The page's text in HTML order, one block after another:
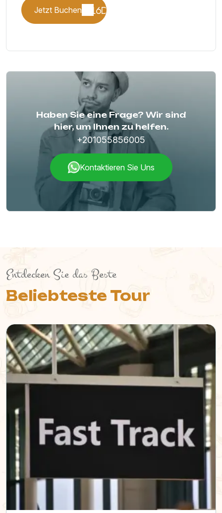
Jetzt Buchen
Haben Sie eine Frage? Wir sind
hier, um Ihnen zu helfen.
+201055856005
Kontaktieren Sie Uns
Entdecken Sie das Beste
Beliebteste Tour